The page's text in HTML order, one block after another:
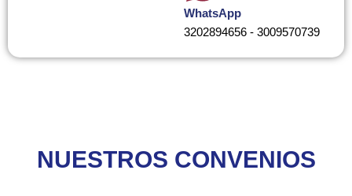
WhatsApp
3202894656 - 3009570739
NUESTROS CONVENIOS